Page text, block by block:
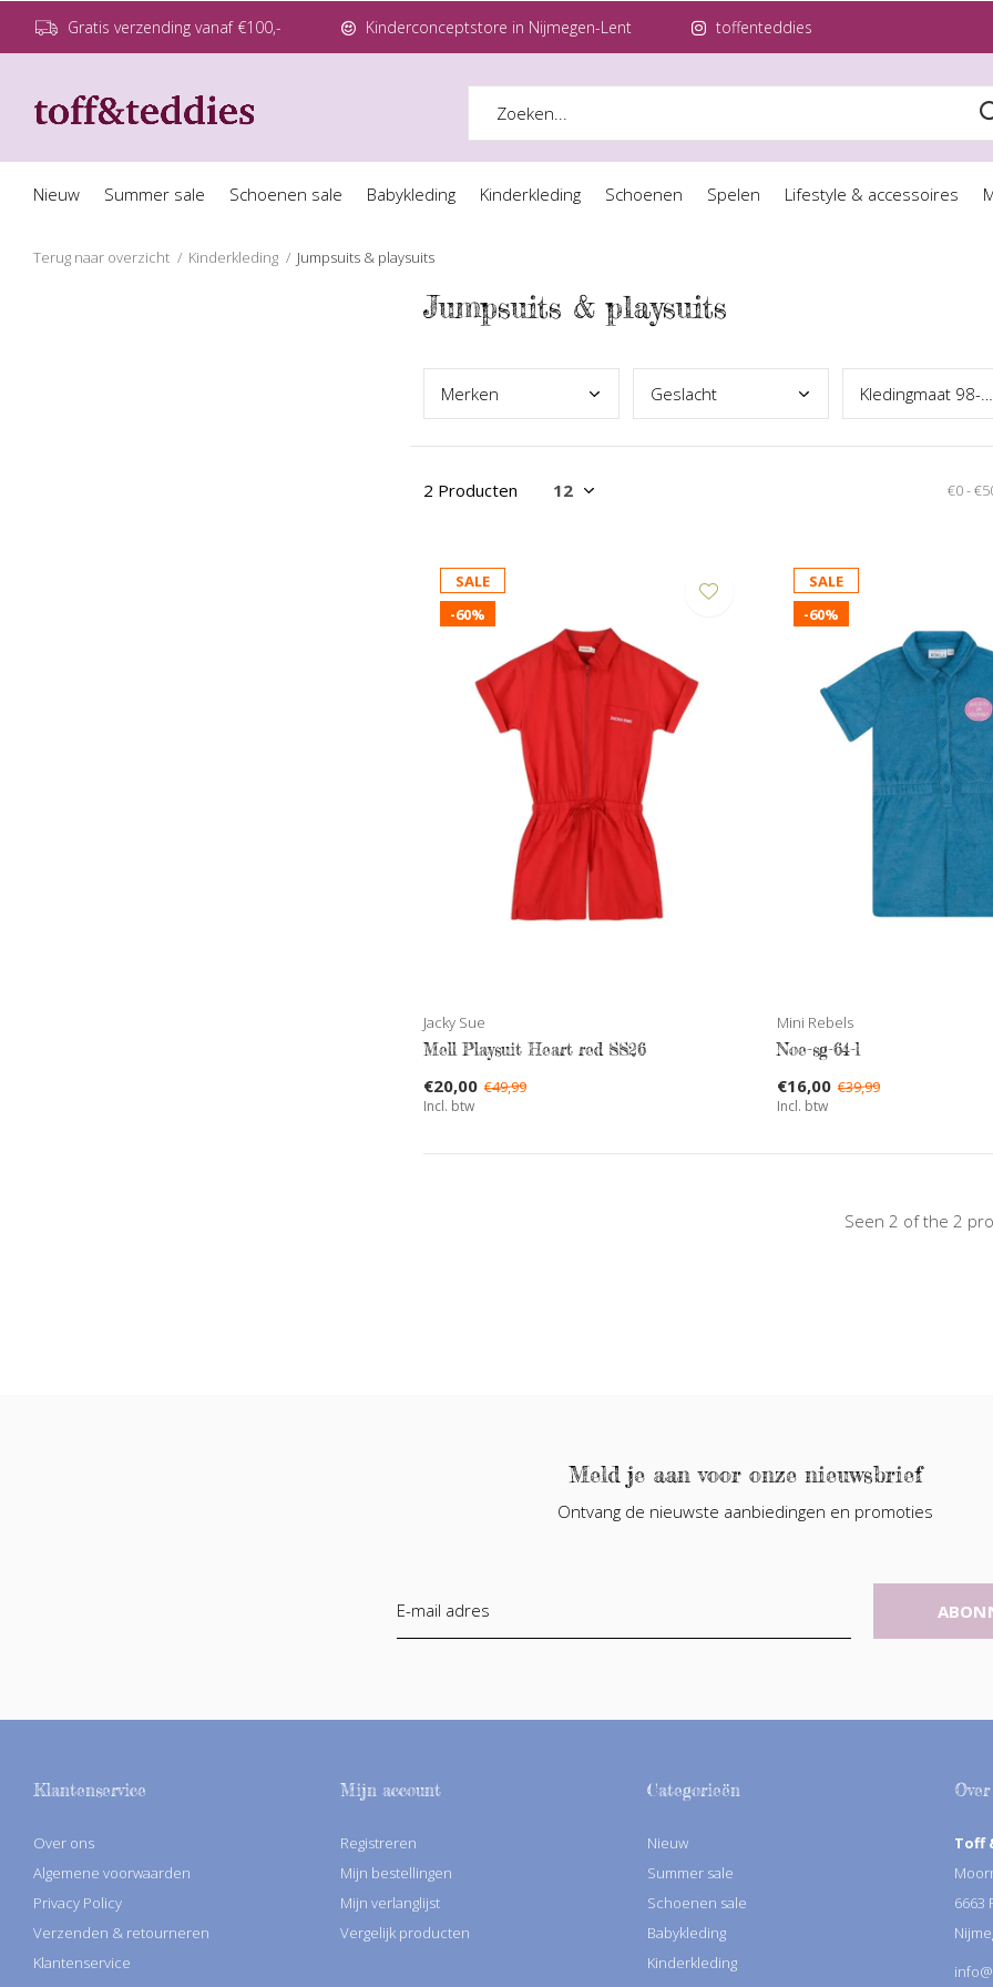
Nieuw Summer sale Schoenen sale Babykleding Kinderkleding Schoenen Spelen Lifestyle & accessoires
Gratis verzending vanaf €100,- Kinderconceptstore in Nijmegen-Lent toffenteddies
Terug naar overzicht Kinderkleding Jumpsuits & playsuits
Jumpsuits & playsuits
Merken Geslacht Kledingmaat 98-164
2 Producten €0-
SALE
-60%
Jacky Sue
Mell Playsuit Heart red SS26
€20,00 €49,99
Incl. btw
SALE
-60%
Mini Rebels
Noe-sg-64-l
€16,00 €39,99
Incl. btw
Seen 2 of the 2
Meld je aan voor onze nieuwsbrief
Ontvang de nieuwste aanbiedingen en promoties
Klantenservice
Over ons
Algemene voorwaarden
Privacy Policy
Verzenden & retourneren
Klantenservice
Mijn account
Registreren
Mijn bestellingen
Mijn verlanglijst
Vergelijk producten
Categorieën
Nieuw
Summer sale
Schoenen sale
Babykleding
Kinderkleding
Toff
6663